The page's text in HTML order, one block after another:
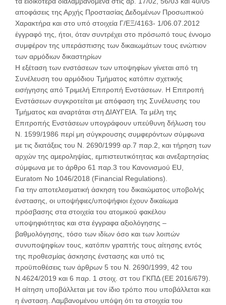
αποφάσεις της Αρχής Προστασίας Δεδομένων Προσωπικού
Χαρακτήρα και στο υπό στοιχεία Γ/ΕΞ/4163- 1/06.07.2012
έγγραφό της, ήτοι, όταν συντρέχει στο πρόσωπό τους έννομο
συμφέρον της υπεράσπισης των δικαιωμάτων τους ενώπιον
των αρμόδιων δικαστηρίων
Η εξέταση των ενστάσεων των υποψηφίων γίνεται από τη
Συνέλευση του αρμόδιου Τμήματος κατόπιν σχετικής
εισήγησης από Τριμελή Επιτροπή Ενστάσεων. Η Επιτροπή
Ενστάσεων συγκροτείται με απόφαση της Συνέλευσης του
Τμήματος και αναρτάται στη ΔΙΑΥΓΕΙΑ. Τα μέλη της
Επιτροπής Ενστάσεων υπογράφουν υπεύθυνη δήλωση του
Ν. 1599/1986 περί μη σύγκρουσης συμφερόντων σύμφωνα
με τις διατάξεις του Ν. 2690/1999 αρ.7 παρ.2, και τήρηση των
αρχών της αμεροληψίας, εμπιστευτικότητας και ανεξαρτησίας
σύμφωνα με το άρθρο 61 παρ.3 του Κανονισμού EU,
Euratom No 1046/2018 (Financial Regulations).
Για την αποτελεσματική άσκηση του δικαιώματος υποβολής
ένστασης, οι υποψήφιες/υποψήφιοι έχουν δικαίωμα
πρόσβασης στα στοιχεία του ατομικού φακέλου
υποψηφιότητας και στα έγγραφα αξιολόγησης –
βαθμολόγησης, τόσο των ιδίων όσο και των λοιπών
συνυποψηφίων τους, κατόπιν γραπτής τους αίτησης εντός
της προθεσμίας άσκησης ένστασης και υπό τις
προϋποθέσεις των άρθρων 5 του Ν. 2690/1999, 42 του
Ν.4624/2019 και 6 παρ. 1 στοιχ. στ του ΓΚΠΔ (ΕΕ 2016/679).
Η αίτηση υποβάλλεται με τον ίδιο τρόπο που υποβάλλεται και
η ένσταση. Λαμβανομένου υπόψη ότι τα στοιχεία του